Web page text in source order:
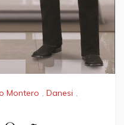
Montero , Danesi ,